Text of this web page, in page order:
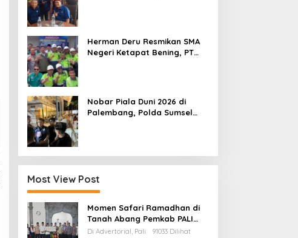
Herman Deru Resmikan SMA
Negeri Ketapat Bening, PT
Nobar Piala Duni 2026 di
Palembang, Polda Sumsel
Most View Post
Momen Safari Ramadhan di
Tanah Abang Pemkab PALI
Salurkan Bantuan Untuk
Di Advertorial, Pali 91033 Dilihat